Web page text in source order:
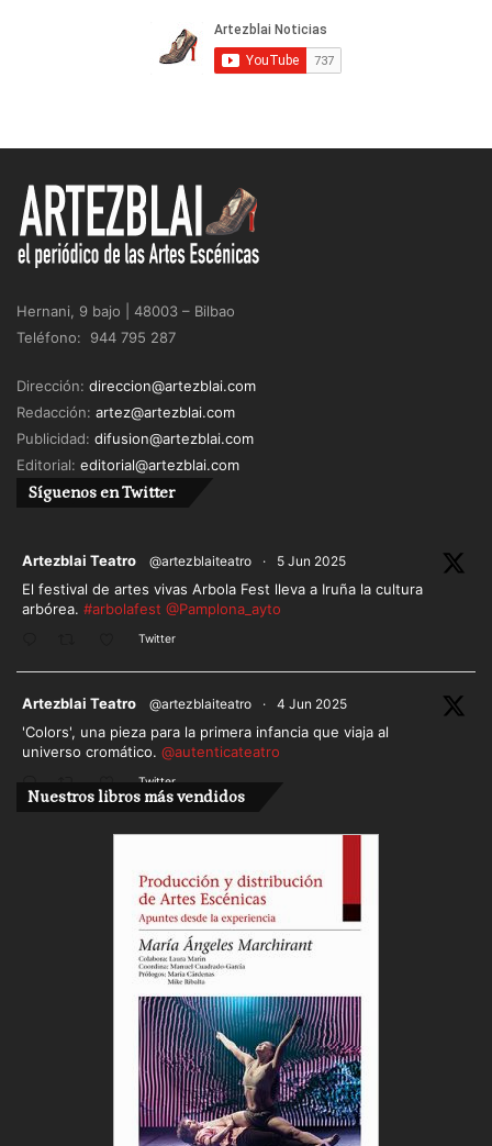
Hernani, 9 bajo | 48003 – Bilbao
Teléfono: 944 795 287
Dirección: direccion@artezblai.com
Redacción: artez@artezblai.com
Publicidad: difusion@artezblai.com
Editorial: editorial@artezblai.com
Síguenos en Twitter
Artezblai Teatro @artezblaiteatro · 5 Jun 2025
El festival de artes vivas Arbola Fest lleva a Iruña la cultura
arbórea. #arbolafest @Pamplona_ayto
Twitter
Artezblai Teatro @artezblaiteatro · 4 Jun 2025
'Colors', una pieza para la primera infancia que viaja al
universo cromático. @autenticateatro
Twitter
Cargar más
Nuestros libros más vendidos